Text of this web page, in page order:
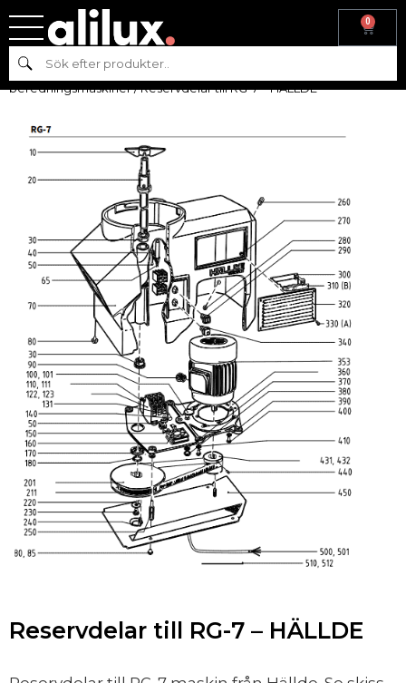
0
Sök
Hem
beredningsmaskiner/Reservdelar
beredningsmaskiner/ Reservdelar till RG-7 – HÄLLDE
Reservdelar till RG-7 – HÄLLDE